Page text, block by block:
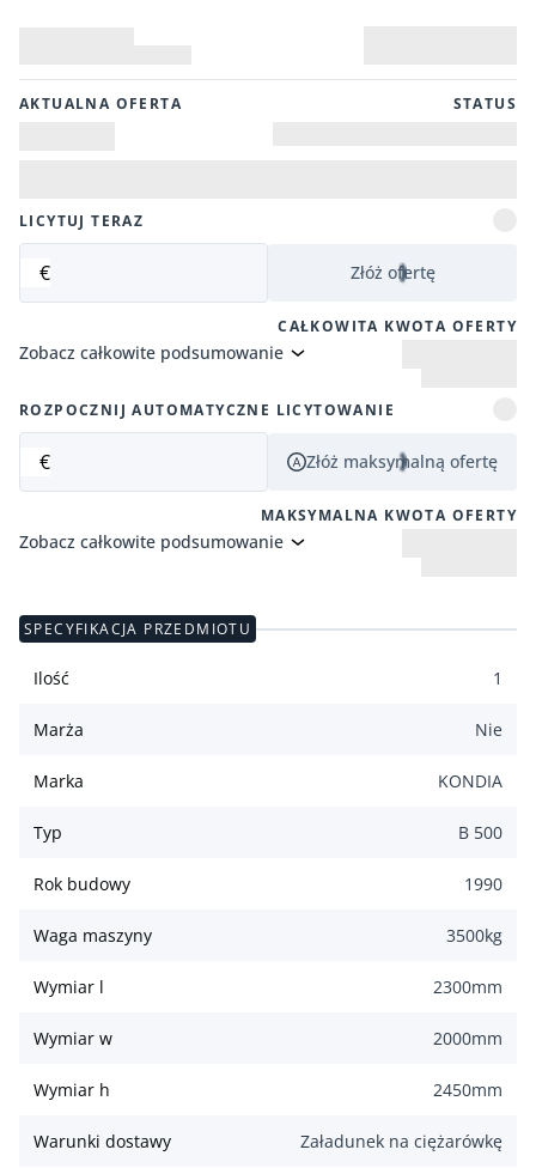
AKTUALNA OFERTA STATUS
LICYTUJ TERAZ
€ Złóż ofertę
CAŁKOWITA KWOTA OFERTY
Zobacz całkowite podsumowanie
ROZPOCZNIJ AUTOMATYCZNE LICYTOWANIE
€ Złóż maksymalną ofertę
MAKSYMALNA KWOTA OFERTY
Zobacz całkowite podsumowanie
SPECYFIKACJA PRZEDMIOTU
Ilość 1
Marża Nie
Marka KONDIA
Typ B 500
Rok budowy 1990
Waga maszyny 3500kg
Wymiar l 2300mm
Wymiar w 2000mm
Wymiar h 2450mm
Warunki dostawy Załadunek na ciężarówkę